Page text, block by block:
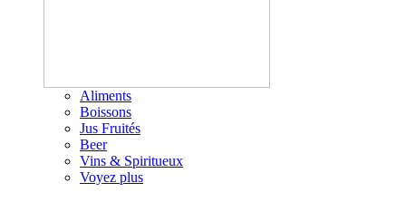
Aliments
Boissons
Jus Fruités
Beer
Vins & Spiritueux
Voyez plus